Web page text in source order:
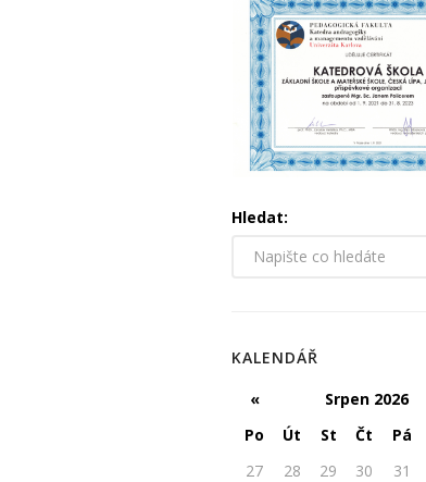
Hledat:
KALENDÁŘ
«
Srpen 2026
Po
Út St Čt Pá
27
28 29 30 31